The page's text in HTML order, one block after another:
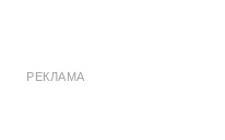
РЕКЛАМА